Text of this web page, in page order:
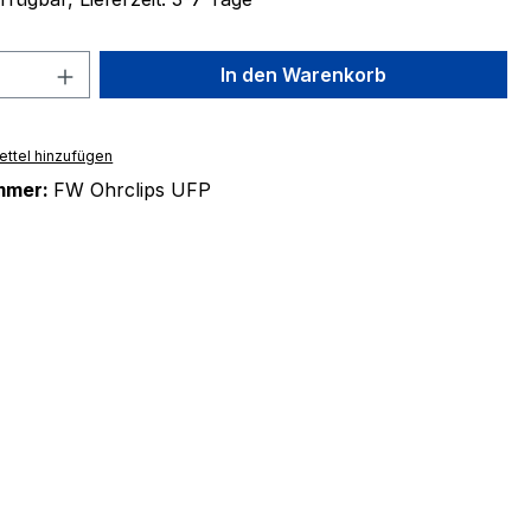
Anzahl: Gib den gewünschten Wert
In den Warenkorb
hinzufügen
FW Ohrclips UFP